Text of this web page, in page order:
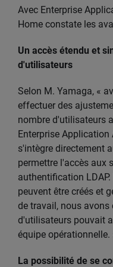
Avec Enterprise
Home constate les
Un accès étendu et
d'utilisateurs
Selon M. Yamaga, «
effectuer des
nombre d'utilisateurs
Enterprise
s'intègre directement
permettre l'accès aux
authentification
peuvent être créés et
de travail, nous
d'utilisateurs pouvait
équipe opérationnelle.
La possibilité de se